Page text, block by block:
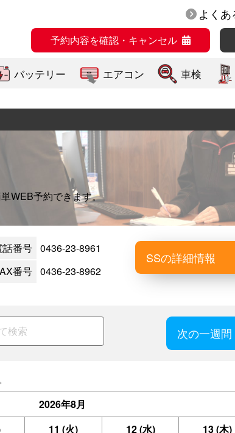
よく
予約内容を確認・キャンセル
バッテリー エアコン 車検
WEB予約できます。
話番号 0436-23-8961
番号 0436-23-8962
SSの詳細情報
次の一週間
2026年8月
11 (火) 12(水) 13(木)